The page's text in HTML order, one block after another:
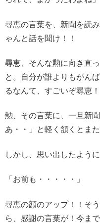
尋恵の言葉を、新聞を読
ゃんと話を聞け！！
尋恵、そんな勲に向き直
と。自分が誰よりもがん
るなんて、すごいぞ尋恵！
勲、その言葉に、一旦新
あ・・」と軽く頷くとま
しかし、思い出したよう
「お前も・・・・・」
尋恵の顔のアップ！！そ
ら、感謝の言葉が！今ま